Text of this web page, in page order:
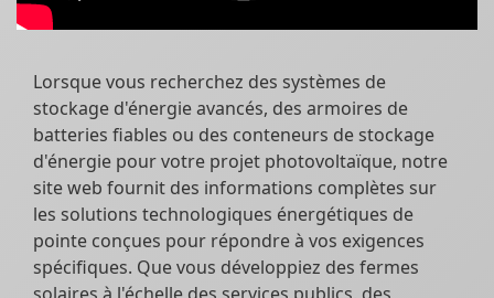
Lorsque vous recherchez des systèmes de
stockage d'énergie avancés, des armoires de
batteries fiables ou des conteneurs de stockage
d'énergie pour votre projet photovoltaïque, notre
site web fournit des informations complètes sur
les solutions technologiques énergétiques de
pointe conçues pour répondre à vos exigences
spécifiques. Que vous développiez des fermes